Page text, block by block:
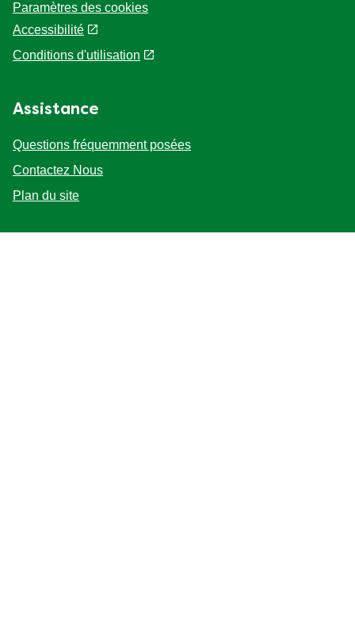
Paramètres des cookies
Accessibilité
Conditions d'utilisation
Assistance
Questions fréquemment posées
Contactez Nous
Plan du site